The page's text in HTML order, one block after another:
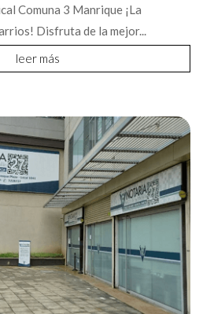
Comuna 3 Manrique ¡La
Disfruta de la mejor...
leer más